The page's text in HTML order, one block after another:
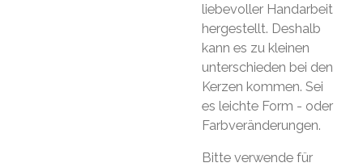
liebevoller Handarbeit
hergestellt. Deshalb
kann es zu kleinen
unterschieden bei den
Kerzen kommen. Sei
es leichte Form - oder
Farbveränderungen.
Bitte verwende für